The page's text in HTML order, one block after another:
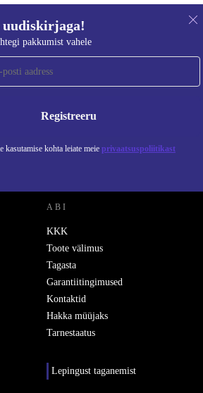
pakkumist vahele
Registreeru
kasutamise kohta leiate meie privaatsuspoliitikast
vahele.
Teavet isikuandmete kasutamise
ABI
KKK
Toote välimus
Tagasta
Garantiitingimused
Kontaktid
Hakka müüjaks
Tarnestaatus
Lepingust taganemist